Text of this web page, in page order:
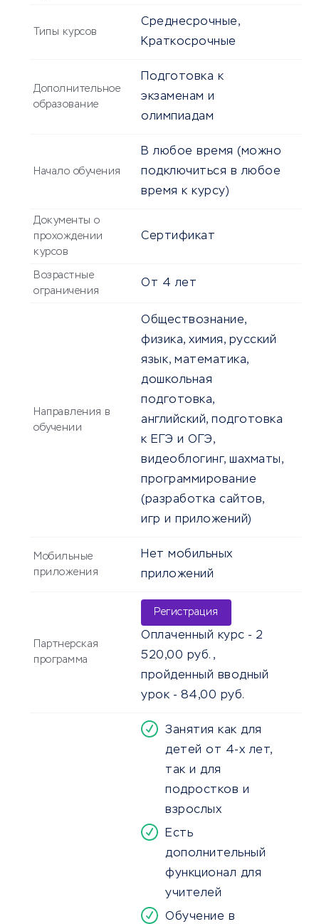
Типы курсов
Среднесрочные,
Краткосрочные
Дополнительное
образование
Подготовка к
экзаменам и
олимпиадам
Начало обучения
В любое время (можно
подключиться в любое
время к курсу)
Документы о
прохождении
курсов
Сертификат
Возрастные
ограничения
От 4 лет
Направления в
обучении
Обществознание,
физика, химия, русский
язык, математика,
дошкольная
подготовка,
английский, подготовка
к ЕГЭ и ОГЭ,
видеоблогинг, шахматы,
программирование
(разработка сайтов,
игр и приложений)
Мобильные
приложения
Нет мобильных
приложений
Партнерская
программа
Регистрация
Оплаченный курс - 2
520,00 руб.,
пройденный вводный
урок - 84,00 руб.
Занятия как для
детей от 4-х лет,
так и для
подростков и
взрослых
Есть
дополнительный
функционал для
учителей
Обучение в